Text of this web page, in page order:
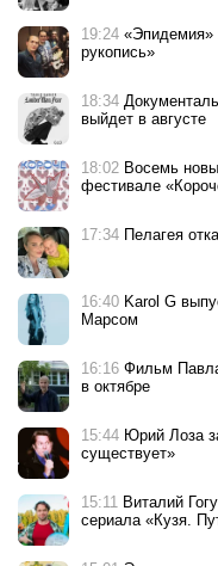
19:24 «Эпидемия»
рукопись»
18:34
выйдет в августе
18:02 Восемь
фестивале
17:34 Пелагея
16:40 Karol G
Марсом
16:16 Фильм
в октябре
15:44 Юрий Лоза
существует»
15:11 Виталий
сериала «Кузя.